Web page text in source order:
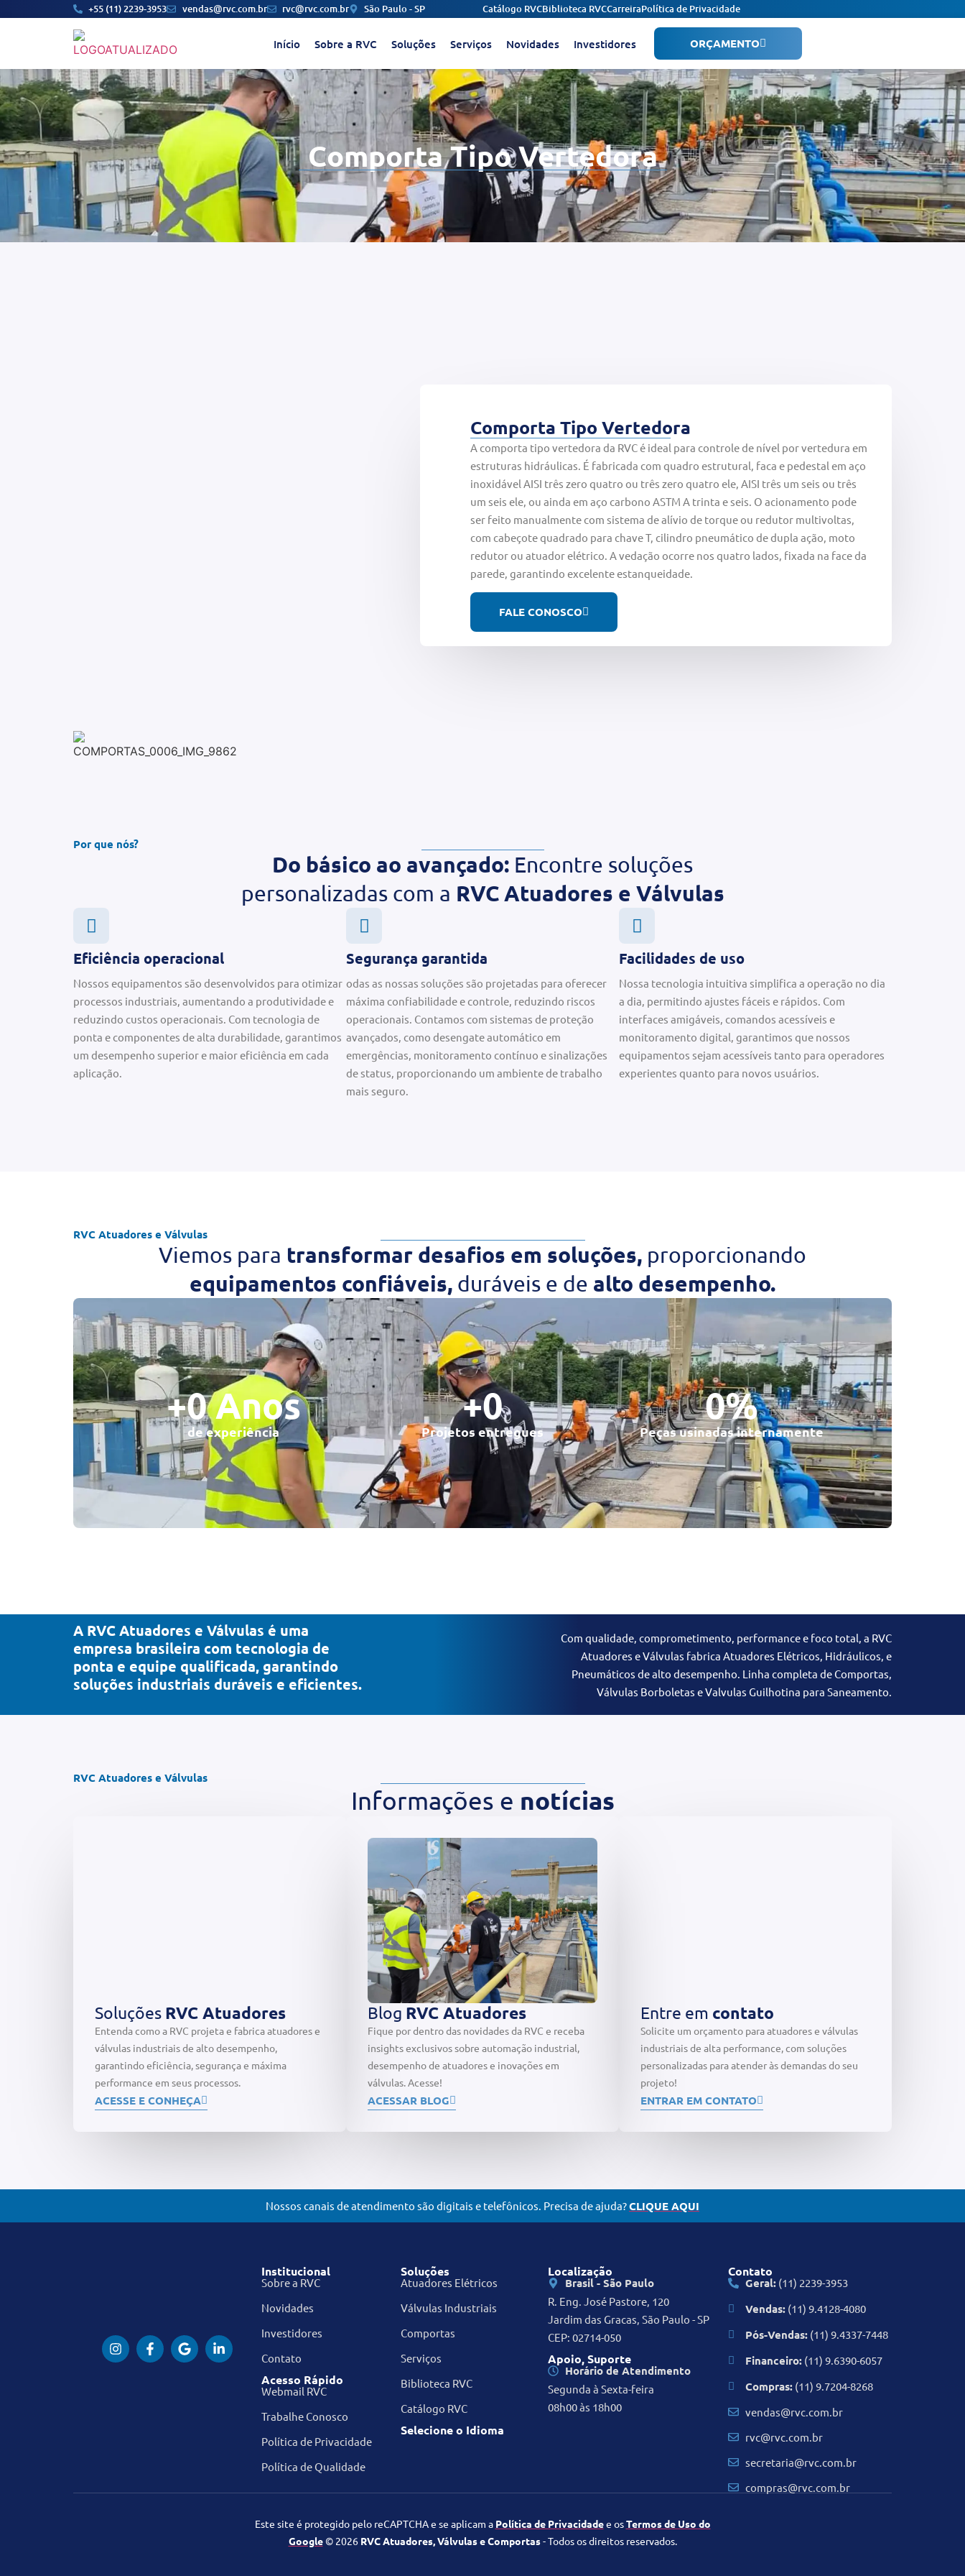
+55 (11) 2239-3953 vendas@rvc.com.br rvc@rvc.com.br São Paulo - SP Catálogo RVCBiblioteca RVCCarreiraPolítica de Privacidade
Início Sobre a RVC Soluções Serviços Novidades Investidores ORÇAMENTO
Comporta Tipo Vertedora
Comporta Tipo Vertedora
A comporta tipo vertedora da RVC é ideal para controle de nível por vertedura em
estruturas hidráulicas. É fabricada com quadro estrutural, faca e pedestal em aço
inoxidável AISI três zero quatro ou três zero quatro ele, AISI três um seis ou três
um seis ele, ou ainda em aço carbono ASTM A trinta e seis. O acionamento pode
ser feito manualmente com sistema de alívio de torque ou redutor multivoltas,
com cabeçote quadrado para chave T, cilindro pneumático de dupla ação, moto
redutor ou atuador elétrico. A vedação ocorre nos quatro lados, fixada na face da
parede, garantindo excelente estanqueidade.
FALE CONOSCO
Por que nós?
Do básico ao avançado: Encontre soluções
personalizadas com a RVC Atuadores e Válvulas
Eficiência operacional
Nossos equipamentos são desenvolvidos para otimizar
processos industriais, aumentando a produtividade e
reduzindo custos operacionais. Com tecnologia de
ponta e componentes de alta durabilidade, garantimos
um desempenho superior e maior eficiência em cada
aplicação.
Segurança garantida
odas as nossas soluções são projetadas para oferecer
máxima confiabilidade e controle, reduzindo riscos
operacionais. Contamos com sistemas de proteção
avançados, como desengate automático em
emergências, monitoramento contínuo e sinalizações
de status, proporcionando um ambiente de trabalho
mais seguro.
Facilidades de uso
Nossa tecnologia intuitiva simplifica a operação no dia
a dia, permitindo ajustes fáceis e rápidos. Com
interfaces amigáveis, comandos acessíveis e
monitoramento digital, garantimos que nossos
equipamentos sejam acessíveis tanto para operadores
experientes quanto para novos usuários.
RVC Atuadores e Válvulas
Viemos para transformar desafios em soluções, proporcionando
equipamentos confiáveis, duráveis e de alto desempenho.
de experiência
+0 Anos
Projetos entregues
+0
Peças usinadas internamente
0%
A RVC Atuadores e Válvulas é uma
empresa brasileira com tecnologia de
ponta e equipe qualificada, garantindo
soluções industriais duráveis e eficientes.
Com qualidade, comprometimento, performance e foco total, a RVC
Atuadores e Válvulas fabrica Atuadores Elétricos, Hidráulicos, e
Pneumáticos de alto desempenho. Linha completa de Comportas,
Válvulas Borboletas e Valvulas Guilhotina para Saneamento.
RVC Atuadores e Válvulas
Informações e notícias
Soluções RVC Atuadores
Entenda como a RVC projeta e fabrica atuadores e
válvulas industriais de alto desempenho,
garantindo eficiência, segurança e máxima
performance em seus processos.
ACESSE E CONHEÇA
Blog RVC Atuadores
Fique por dentro das novidades da RVC e receba
insights exclusivos sobre automação industrial,
desempenho de atuadores e inovações em
válvulas. Acesse!
ACESSAR BLOG
Entre em contato
Solicite um orçamento para atuadores e válvulas
industriais de alta performance, com soluções
personalizadas para atender às demandas do seu
projeto!
ENTRAR EM CONTATO
Nossos canais de atendimento são digitais e telefônicos. Precisa de ajuda?CLIQUE AQUI
Institucional
Sobre a RVC
Novidades
Investidores
Contato
Acesso Rápido
Webmail RVC
Trabalhe Conosco
Política de Privacidade
Política de Qualidade
Soluções
Atuadores Elétricos
Válvulas Industriais
Comportas
Serviços
Biblioteca RVC
Catálogo RVC
Selecione o Idioma
Localização
Brasil - São Paulo
R. Eng. José Pastore, 120
Jardim das Gracas, São Paulo - SP
CEP: 02714-050
Apoio, Suporte
Horário de Atendimento
Segunda à Sexta-feira
08h00 às 18h00
Contato
Geral:(11) 2239-3953
Vendas:(11) 9.4128-4080
Pós-Vendas:(11) 9.4337-7448
Financeiro:(11) 9.6390-6057
Compras:(11) 9.7204-8268
vendas@rvc.com.br
rvc@rvc.com.br
secretaria@rvc.com.br
compras@rvc.com.br
Este site é protegido pelo reCAPTCHA e se aplicam a Política de Privacidadee osTermos de Uso do
Google© 2026 RVC Atuadores, Válvulas e Comportas- Todos os direitos reservados.